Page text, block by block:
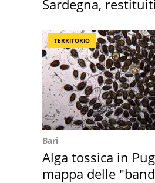
Sardegna,
TERRITORIO
Bari
Alga tossica in
mappa delle